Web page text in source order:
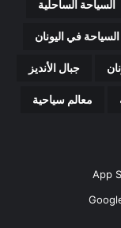
السياحة الساحلية
السياحة في اليونان
جبال الأنديز
معالم سياحية